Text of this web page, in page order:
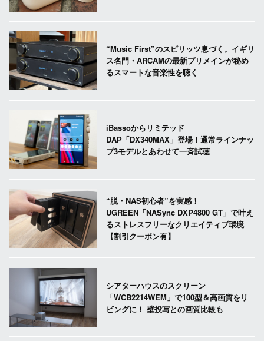
“Music First”のスピリッツ息づく。イギリ
ス名門・ARCAMの最新プリメインが秘め
るスマートな音楽性を聴く
iBassoからリミテッド
DAP「DX340MAX」登場！通常ラインナッ
プ3モデルとあわせて一斉試聴
“脱・NAS初心者”を実感！
UGREEN「NASync DXP4800 GT」で叶え
るストレスフリーなクリエイティブ環境
【割引クーポン有】
シアターハウスのスクリーン
「WCB2214WEM」で100型＆高画質をリ
ビングに！ 壁投写との画質比較も